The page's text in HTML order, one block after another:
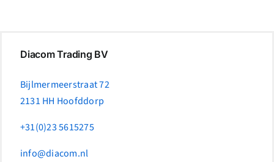
Diacom Trading BV
Bijlmermeerstraat 72
2131 HH Hoofddorp
+31(0)23 5615275
info@diacom.nl